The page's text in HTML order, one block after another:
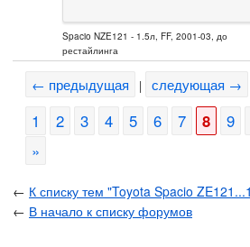
Spacio NZE121 - 1.5л, FF, 2001-03, до
рестайлинга
← предыдущая | следующая →
1 2 3 4 5 6 7 8 9
»
← К списку тем "Toyota Spacio
← В начало к списку форумов